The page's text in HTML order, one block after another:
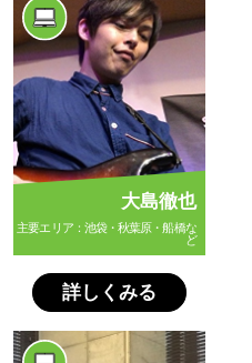
大島徹也
主要エリア：池袋・秋葉原・船橋な
ど
詳しくみる